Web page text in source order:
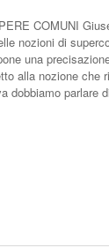
COMUNI
nozioni di
una
alla nozione che
dobbiamo parlare